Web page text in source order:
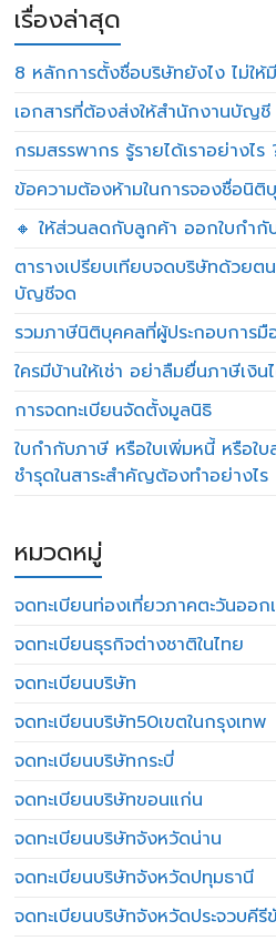
เรื่องล่าสุด
8 หลักการตั้งชื่อบริษัทยังไง ไม่ใ
เอกสารที่ต้องส่งให้สำนักงานบัญชี
กรมสรรพากร รู้รายได้เราอย่างไร
ข้อความต้องห้ามในการจองชื่อนิติ
🔸 ให้ส่วนลดกับลูกค้า ออกใบกำกั
ตารางเปรียบเทียบจดบริษัทด้วยต
บัญชีจด
รวมภาษีนิติบุคคลที่ผู้ประกอบการมื
ใครมีบ้านให้เช่า อย่าลืมยื่นภาษีเงิ
การจดทะเบียนจัดตั้งมูลนิธิ
ใบกำกับภาษี หรือใบเพิ่มหนี้ หรือ
ชำรุดในสาระสำคัญต้องทำอย่างไร
หมวดหมู่
จดทะเบียนท่องเที่ยวภาคตะวันออก
จดทะเบียนธุรกิจต่างชาติในไทย
จดทะเบียนบริษัท
จดทะเบียนบริษัท50เขตในกรุงเทพ
จดทะเบียนบริษัทกระบี่
จดทะเบียนบริษัทขอนแก่น
จดทะเบียนบริษัทจังหวัดน่าน
จดทะเบียนบริษัทจังหวัดปทุมธานี
จดทะเบียนบริษัทจังหวัดประจวบคีรี